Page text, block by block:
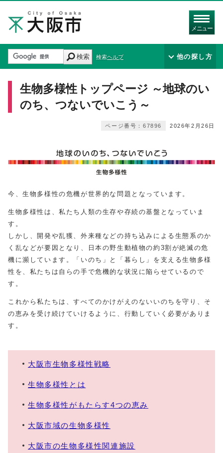
メニュー
検索 検索ヘルプ 他の探し方
生物多様性トップページ ～地球のい
のち、つないでいこう～
2026年2月26日
ページ番号：67896
今、生物多様性の危機が世界的な問題となっています。
生物多様性は、私たち人類の生存や存続の基盤となっていま
す。
しかし、開発や乱獲、外来種などの持ち込みによる生態系のか
く乱などが要因となり、日本の野生動植物の約3割が絶滅の危
機に瀕しています。「いのち」と「暮らし」を支える生物多様
性を、私たちは自らの手で危機的な状況に陥らせているので
す。
これから私たちは、すべてのかけがえのないいのちを守り、そ
の恵みを受け続けていけるように、行動していく必要がありま
す。
大阪市生物多様性戦略
生物多様性とは
生物多様性がもたらす4つの恵み
大阪市域の生物多様性
大阪市の生物多様性関連施設